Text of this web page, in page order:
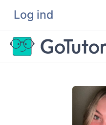
Log ind
Søg
Lektiehjælp
Eksamenshjælp
Hjælp til ordblinde